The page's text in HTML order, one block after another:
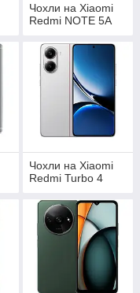
Чохли на Xiaomi
Redmi NOTE 5A
Чохли на Xiaomi
Redmi Turbo 4